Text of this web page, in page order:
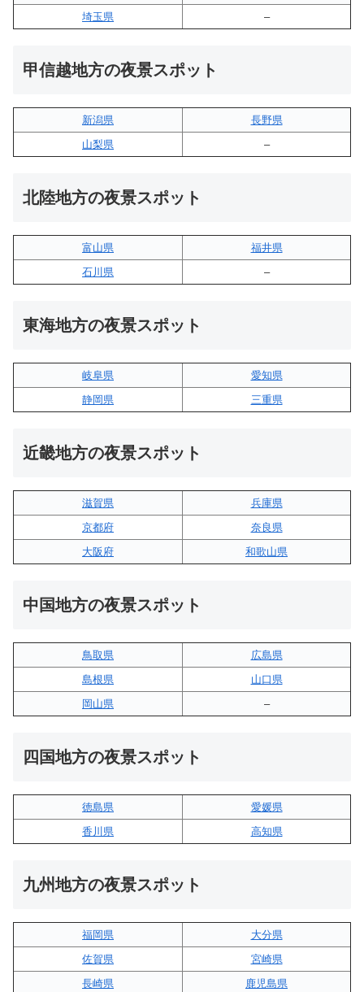
埼玉県
–
甲信越地方の夜景スポット
新潟県
長野県
山梨県
–
北陸地方の夜景スポット
富山県
福井県
石川県
–
東海地方の夜景スポット
岐阜県
愛知県
静岡県
三重県
近畿地方の夜景スポット
滋賀県
兵庫県
京都府
奈良県
大阪府
和歌山県
中国地方の夜景スポット
鳥取県
広島県
島根県
山口県
岡山県
–
四国地方の夜景スポット
徳島県
愛媛県
香川県
高知県
九州地方の夜景スポット
福岡県
大分県
佐賀県
宮崎県
長崎県
鹿児島県